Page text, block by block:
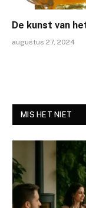
De kunst van
augustus 27, 2024
MIS HET NIET